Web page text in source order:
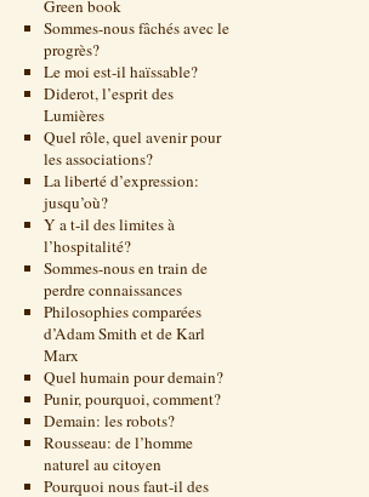
Green book
Sommes-nous fâchés avec le
progrès?
Le moi est-il haïssable?
Diderot, l’esprit des
Lumières
Quel rôle, quel avenir pour
les associations?
La liberté d’expression:
jusqu’où?
Y a t-il des limites à
l’hospitalité?
Sommes-nous en train de
perdre connaissances
Philosophies comparées
d’Adam Smith et de Karl
Marx
Quel humain pour demain?
Punir, pourquoi, comment?
Demain: les robots?
Rousseau: de l’homme
naturel au citoyen
Pourquoi nous faut-il des